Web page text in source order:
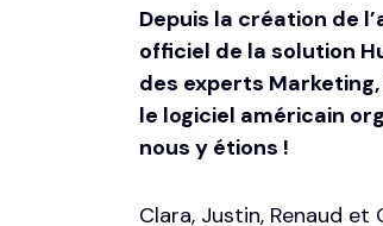
Depuis la création de
officiel de la solution
des experts
le logiciel américain
nous y étions !
Clara, Justin, Renaud